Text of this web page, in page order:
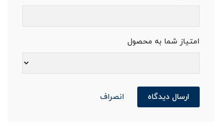
امتیاز شما به محصول
ارسال دیدگاه انصراف